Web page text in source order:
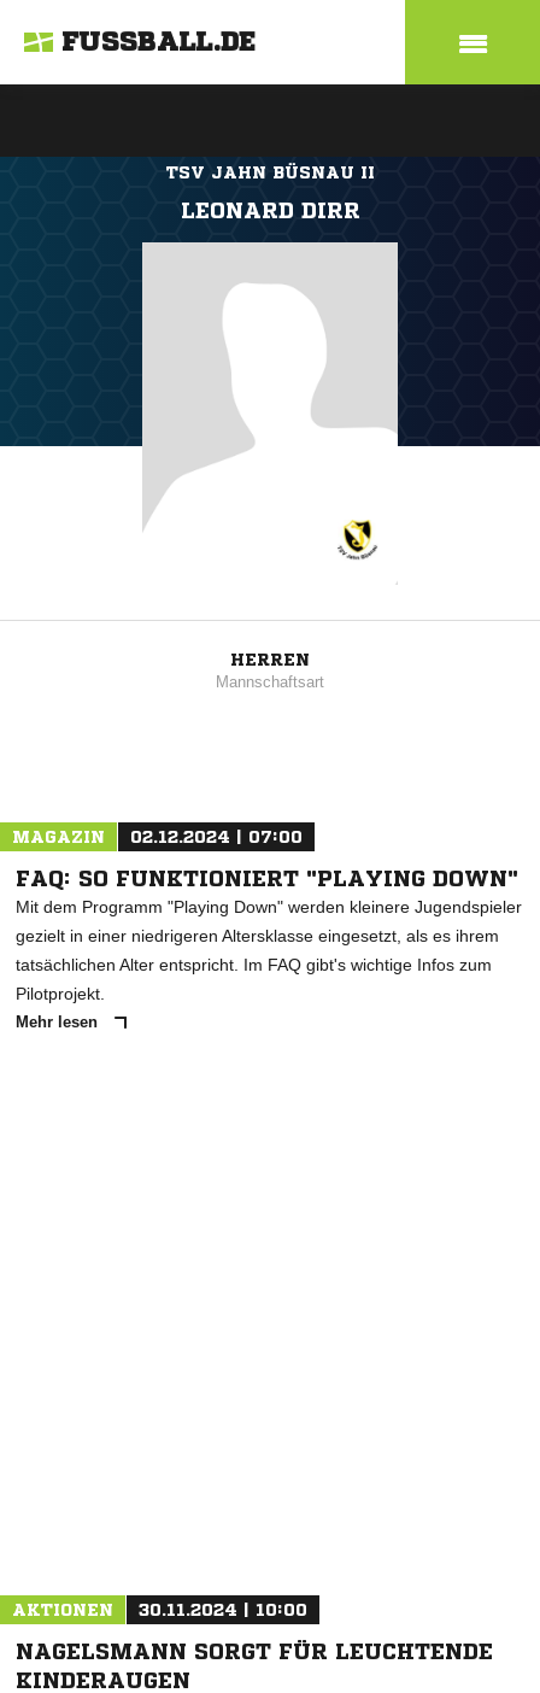
FUSSBALL.DE
TSV JAHN BÜSNAU II
LEONARD DIRR
HERREN
Mannschaftsart
MAGAZIN 02.12.2024 | 07:00
FAQ: SO FUNKTIONIERT "PLAYING DOWN"
Mit dem Programm "Playing Down" werden kleinere Jugendspieler
gezielt in einer niedrigeren Altersklasse eingesetzt, als es ihrem
tatsächlichen Alter entspricht. Im FAQ gibt's wichtige Infos zum
Pilotprojekt.
Mehr lesen
AKTIONEN 30.11.2024 | 10:00
NAGELSMANN SORGT FÜR LEUCHTENDE
KINDERAUGEN